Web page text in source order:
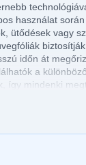
használat során
ütődések vagy
időn át
a
így mindenki
is
egyszerű
tesznek
a sikeres